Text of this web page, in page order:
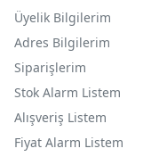
Üyelik Bilgilerim
Adres Bilgilerim
Siparişlerim
Stok Alarm Listem
Alışveriş Listem
Fiyat Alarm Listem